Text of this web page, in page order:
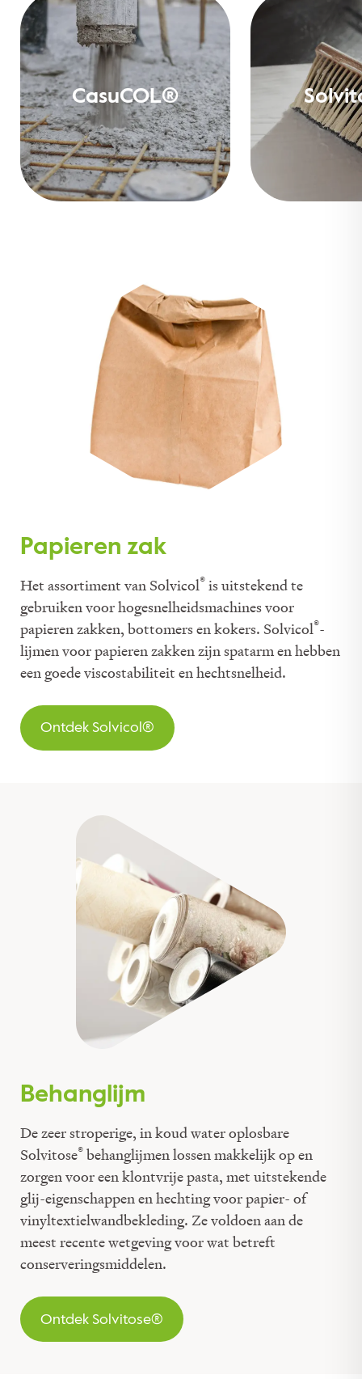
CasuCOL®
Papieren zak
Het assortiment van Solvicol® is uitstekend te
gebruiken voor hogesnelheidsmachines voor
papieren zakken, bottomers en kokers. Solvicol®-
lijmen voor papieren zakken zijn spatarm en hebben
een goede viscostabiliteit en hechtsnelheid.
Ontdek Solvicol®
Behanglijm
De zeer stroperige, in koud water oplosbare
Solvitose® behanglijmen lossen makkelijk op en
zorgen voor een klontvrije pasta, met uitstekende
glij-eigenschappen en hechting voor papier- of
vinyltextielwandbekleding. Ze voldoen aan de
meest recente wetgeving voor wat betreft
conserveringsmiddelen.
Ontdek Solvitose®